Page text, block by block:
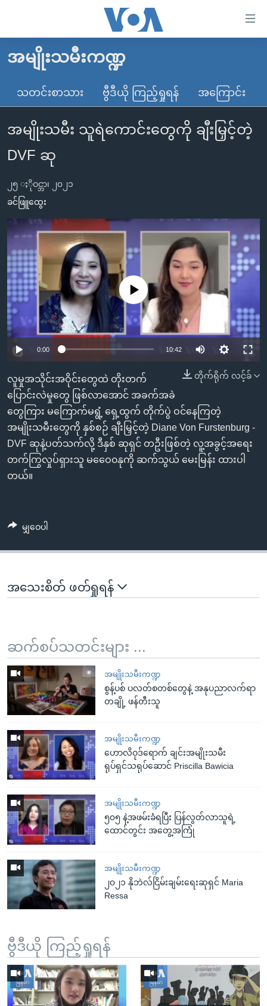
လွယ်ကူ
သည့်
များ
ပင်မ
သို့
ကျော်
ရန်
ပင်မ
အ
ညွန်း
စာမျက်နှာ
သို့
ကျော်
ကြည့်
ရှာဖွေ
ရန်
နေရာ
သို့
ကျော်
ရန်
မူလစာမျက်နှာ
ကမ္ဘာ့သတင်းများ
နိုင်ငံတကာ
အမေရိကန်
အစ္စရေး-ပါလက်စတိုင်း
ဗွီဒီယို
သတင်းလွတ်လပ်ခွင့်
ရပ်ဝန်းတခု လမ်းတခု အလွန်
အင်္ဂလိပ်စာလေ့လာမယ်
မကြေးမုံရဲ့ အင်္ဂလိပ်စာ
ရုပ်ရှင်ထဲက အင်္ဂလိပ်စာ
သုတပဒေသာ အင်္ဂလိပ်စာ
ရေဒီယို
တီဗွီ
ရေဒီယိုနှင့်ရုပ်သံ အချက်အလက်များ
ရေဒီယို/တီဗွီအစီအစဉ်
Learning English
ဗွီအိုအေ လူမှုကွန်ယက်များ
ဘာသာစကားများ
အမျိုးသမီးကဏ္ဍ
သတင်းစာသား ဗွီဒီယို ကြည့်ရှုရန် အကြောင်း
အမျိုးသမီး သူရဲကောင်းတွေကို ချီးမြှင့်တဲ့
DVF ဆု
၂၅ ႏိုဝင္ဘာ၊ ၂၀၂၁
ခင်ဖြူထွေး
No media source currently available
0:00 10:42
တိုက်ရိုက် လင့်ခ်
လူမှုအသိုင်းအဝိုင်းတွေထဲ တိုးတက်
ပြောင်းလဲမှုတွေ ဖြစ်လာအောင် အခက်အခဲ
တွေကြား မကြောက်မရွံ့ ရှေ့ထွက် တိုက်ပွဲ ဝင်နေကြတဲ့
အမျိုးသမီးတွေကို နှစ်စဉ် ချီးမြှင့်တဲ့ Diane Von Furstenburg -
DVF ဆုနဲ့ပတ်သက်လို့ ဒီနှစ် ဆုရှင် တဦးဖြစ်တဲ့ လူ့အခွင့်အရေး
တက်ကြွလှုပ်ရှားသူ မဝေေ၀နုကို ဆက်သွယ် မေးမြန်း ထားပါ
တယ်။
မျှဝေပါ
အသေးစိတ် ဖတ်ရှုရန်
ဆက်စပ်သတင်းများ ...
အမျိုးသမီးကဏ္ဍ
စွန့်ပစ် ပလတ်စတစ်တွေနဲ့ အနုပညာလက်ရာ
တချို့ ဖန်တီးသူ
အမျိုးသမီးကဏ္ဍ
ဟောလိဝုဒ်ရောက် ချင်းအမျိုးသမီး
ရုပ်ရှင်သရုပ်ဆောင် Priscilla Bawicia
အမျိုးသမီးကဏ္ဍ
၅၀၅ နဲ့အဖမ်းခံရပြီး ပြန်လွတ်လာသူရဲ့
ထောင်တွင်း အတွေ့အကြုံ
အမျိုးသမီးကဏ္ဍ
၂၀၂၁ နိုဘဲလ်ငြိမ်းချမ်းရေးဆုရှင် Maria
Ressa
ဗွီဒီယို ကြည့်ရှုရန်